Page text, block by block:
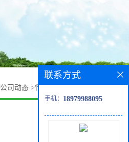
公司动态 >惰性瓷球销售厂家
联系方式
手机： 18979988095